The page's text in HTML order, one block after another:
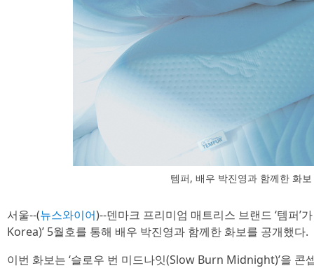
템퍼, 배우 박진영과 함께한 화
서울--(뉴스와이어)--덴마크 프리미엄 매트리스 브랜드 ‘템퍼’
Korea)’ 5월호를 통해 배우 박진영과 함께한 화보를 공개했다.
이번 화보는 ‘슬로우 번 미드나잇(Slow Burn Midnight)’을 콘